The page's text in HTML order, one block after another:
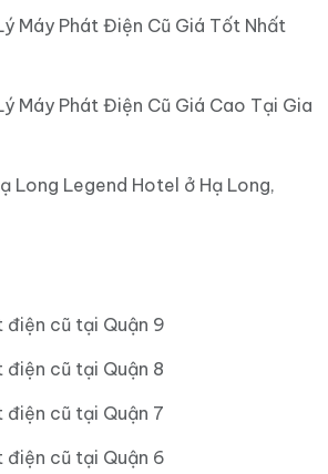
Máy Phát Điện Cũ Giá Tốt Nhất
Máy Phát Điện Cũ Giá Cao Tại Gia
Long Legend Hotel ở Hạ Long,
điện cũ tại Quận 9
điện cũ tại Quận 8
điện cũ tại Quận 7
điện cũ tại Quận 6